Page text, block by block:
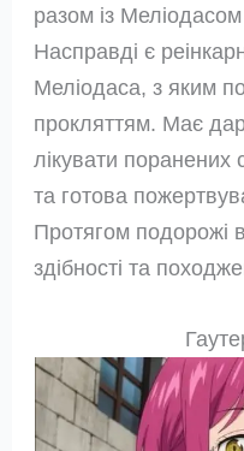
разом із
Насправді є
Меліодаса, з яким
прокляттям. Має
лікувати поранених
та готова
Протягом подорожі
здібності та